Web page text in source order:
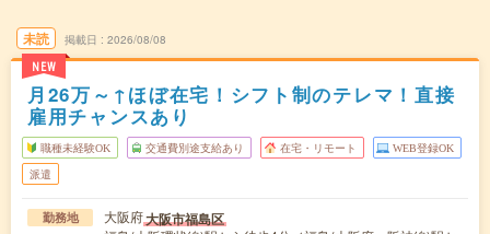
未読
NEW
掲載日 2026/08/08
月26万～↑ほぼ在宅！シフト制のテレマ！直接
雇用チャンスあり
職種未経験OK 交通費別途支給あり 在宅・リモート WEB登録OK
派遣
勤務地 大阪府大阪市福島区